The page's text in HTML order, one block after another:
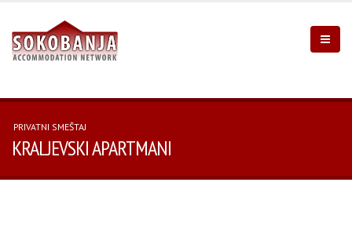
PRIVATNI SMEŠTAJ
KRALJEVSKI APARTMANI